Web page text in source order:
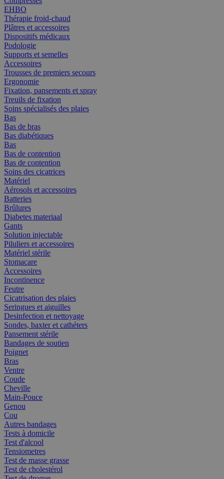
EHBO
Thérapie froid-chaud
Plâtres et accessoires
Dispositifs médicaux
Podologie
Supports et semelles
Accessoires
Trousses de premiers secours
Ergonomie
Fixation, pansements et spray
Treuils de fixation
Soins spécialisés des plaies
Bas
Bas de bras
Bas diabétiques
Bas
Bas de contention
Bas de contention
Soins des cicatrices
Matériel
Aérosols et accessoires
Batteries
Brûlures
Diabetes materiaal
Gants
Solution injectable
Piluliers et accessoires
Matériel stérile
Stomacare
Accessoires
Incontinence
Feutre
Cicatrisation des plaies
Seringues et aiguilles
Desinfection et nettoyage
Sondes, baxter et cathéters
Pansement stérile
Bandages de soutien
Poignet
Bras
Ventre
Coude
Cheville
Main-Pouce
Genou
Cou
Autres bandages
Tests à domicile
Test d'alcool
Tensiometres
Test de masse grasse
Test de cholestérol